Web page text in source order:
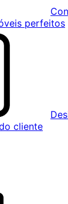
perfeitos
cliente